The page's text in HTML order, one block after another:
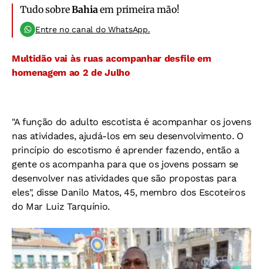
Tudo sobreBahia em primeira mão!
Entre no canal do WhatsApp.
Multidão vai às ruas acompanhar desfile em
homenagem ao 2 de Julho
"A função do adulto escotista é acompanhar os jovens
nas atividades, ajudá-los em seu desenvolvimento. O
princípio do escotismo é aprender fazendo, então a
gente os acompanha para que os jovens possam se
desenvolver nas atividades que são propostas para
eles", disse Danilo Matos, 45, membro dos Escoteiros
do Mar Luiz Tarquínio.